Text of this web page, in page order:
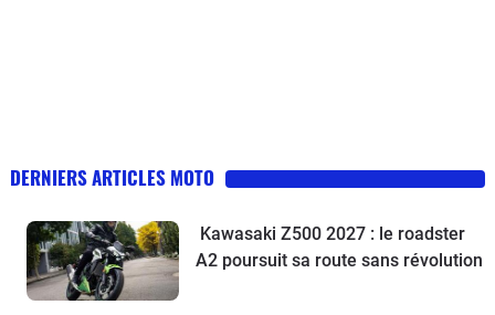
DERNIERS ARTICLES MOTO
Kawasaki Z500 2027 : le roadster
A2 poursuit sa route sans révolution